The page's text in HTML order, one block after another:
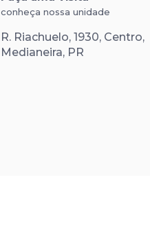
conheça nossa unidade
R. Riachuelo, 1930, Centro,
Medianeira, PR